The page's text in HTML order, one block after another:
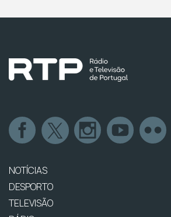
NOTÍCIAS
DESPORTO
TELEVISÃO